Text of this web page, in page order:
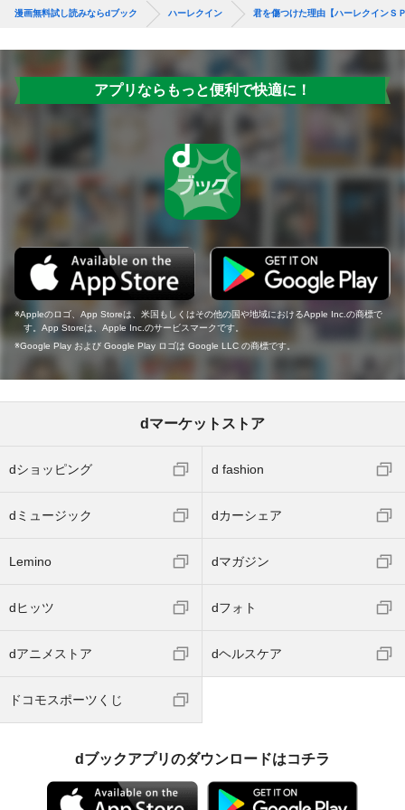
漫画無料試し読みならdブック ハーレクイン 君を傷つけた理由【ハーレクインＳ
アプリならもっと便利で快適に！
Appleのロゴ、App Storeは、米国もしくはその他の国や地域におけるApple Inc.の商標で
す。App Storeは、Apple Inc.のサービスマークです。
Google Play および Google Play ロゴは Google LLC の商標です。
dマーケットストア
dショッピング d fashion
dミュージック dカーシェア
Lemino dマガジン
dヒッツ dフォト
dアニメストア dヘルスケア
ドコモスポーツくじ
dブックアプリのダウンロードはコチラ